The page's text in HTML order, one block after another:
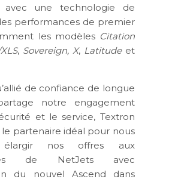
une technologie de
performances de premier
les modèles Citation
, Sovereign, X, Latitudeet
de confiance de longue
notre engagement
et le service, Textron
le partenaire idéal pour nous
nos offres aux
de NetJets avec
du nouvel Ascend dans